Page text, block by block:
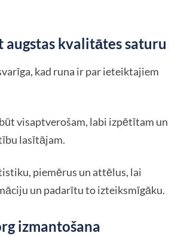
kvalitātes saturu
kad runa ir par ieteiktajiem
visaptverošam, labi izpētītam un
lasītājam.
piemērus un attēlus, lai
un padarītu to izteiksmīgāku.
izmantošana